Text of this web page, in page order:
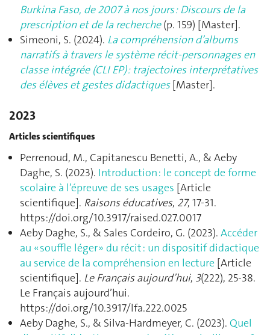
Burkina Faso, de 2007 à nos jours : Discours de la
prescription et de la recherche(p. 159) [Master].
Simeoni, S. (2024). La compréhension d’albums
narratifs à travers le système récit-personnages en
classe intégrée (CLI EP) : trajectoires interprétatives
des élèves et gestes didactiques[Master].
2023
Articles scientifiques
Perrenoud, M., Capitanescu Benetti, A., & Aeby
Daghe, S. (2023). Introduction : le concept de forme
scolaire à l’épreuve de ses usages [Article
scientifique]. Raisons éducatives, 27, 17‑31.
https://doi.org/10.3917/raised.027.0017
Aeby Daghe, S., & Sales Cordeiro, G. (2023). Accéder
au « souffle léger » du récit : un dispositif didactique
au service de la compréhension en lecture [Article
scientifique]. Le Français aujourd’hui, 3(222), 25‑38.
Le Français aujourd’hui.
https://doi.org/10.3917/lfa.222.0025
Aeby Daghe, S., & Silva-Hardmeyer, C. (2023). Quel